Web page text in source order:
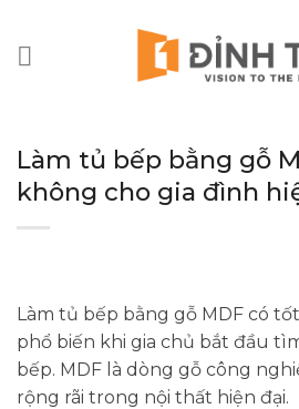
nội
Làm tủ bếp bằng gỗ
không cho gia đình
Làm tủ bếp bằng gỗ MDF có
phổ biến khi gia chủ bắt đầu
bếp. MDF là dòng gỗ công
rộng rãi trong nội thất hiện đại.